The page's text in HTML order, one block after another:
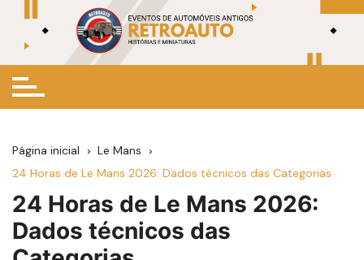
conteúdo
Página inicial
Le Mans
24 Horas de Le Mans 2026: Dados técnicos das Categorias
24 Horas de Le Mans 2026:
Dados técnicos das